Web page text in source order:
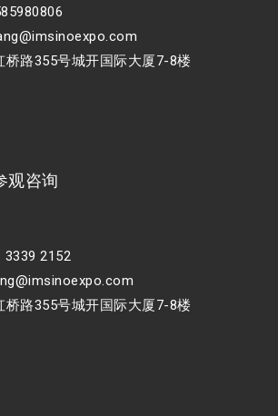
桥路355号城开国际大厦7-8楼
观咨询
3339 2152
桥路355号城开国际大厦7-8楼